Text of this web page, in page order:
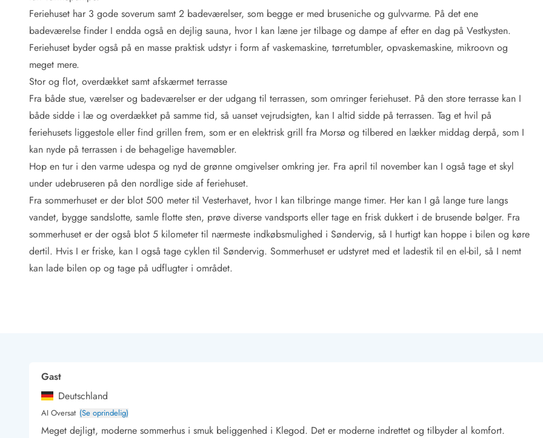
Fordele hos os
Esmark Rejsecurity
Esmark KidsVIP
Esmark VIP: Fordele og rabataftaler
Prisgaranti
Ingen depositum
Gæsteanmeldelser
Gratis WiFi i ferieområdet
We love people!
Fritidsaktiviteter
Esmark VIP partnerfordele
Esmark KidsVIP
LEGOLAND® rabat
Ferie med børn
Ferie med hund
Ferie ved stranden
Minigolf i Vestjylland
Svømmehaller og badelande
Golfferie i sommerhus
Fitness og træning
Feriehuset har 3 gode soverum samt 2 badeværelser, som begge er med bruseniche og gulvvarme. På det ene
badeværelse finder I endda også en dejlig sauna, hvor I kan læne jer tilbage og dampe af efter en dag på Vestkysten.
Feriehuset byder også på en masse praktisk udstyr i form af vaskemaskine, tørretumbler, opvaskemaskine, mikroovn og
meget mere.
Stor og flot, overdækket samt afskærmet terrasse
Fra både stue, værelser og badeværelser er der udgang til terrassen, som omringer feriehuset. På den store terrasse kan I
både sidde i læ og overdækket på samme tid, så uanset vejrudsigten, kan I altid sidde på terrassen. Tag et hvil på
feriehusets liggestole eller find grillen frem, som er en elektrisk grill fra Morsø og tilbered en lækker middag derpå, som I
kan nyde på terrassen i de behagelige havemøbler.
Hop en tur i den varme udespa og nyd de grønne omgivelser omkring jer. Fra april til november kan I også tage et skyl
under udebruseren på den nordlige side af feriehuset.
Fra sommerhuset er der blot 500 meter til Vesterhavet, hvor I kan tilbringe mange timer. Her kan I gå lange ture langs
vandet, bygge sandslotte, samle flotte sten, prøve diverse vandsports eller tage en frisk dukkert i de brusende bølger. Fra
sommerhuset er der også blot 5 kilometer til nærmeste indkøbsmulighed i Søndervig, så I hurtigt kan hoppe i bilen og køre
dertil. Hvis I er friske, kan I også tage cyklen til Søndervig. Sommerhuset er udstyret med et ladestik til en el-bil, så I nemt
kan lade bilen op og tage på udflugter i området.
Gast
Deutschland
AI Oversat (Se oprindelig)
Meget dejligt, moderne sommerhus i smuk beliggenhed i Klegod. Det er moderne indrettet og tilbyder al komfort.